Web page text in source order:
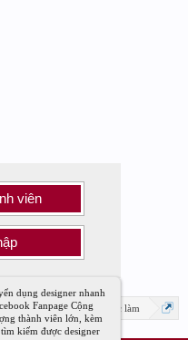
dụng designer nhanh
Fanpage Cộng
thành viên lớn, kèm
kiếm được designer
viên
Nam Tuyển dụng việc làm